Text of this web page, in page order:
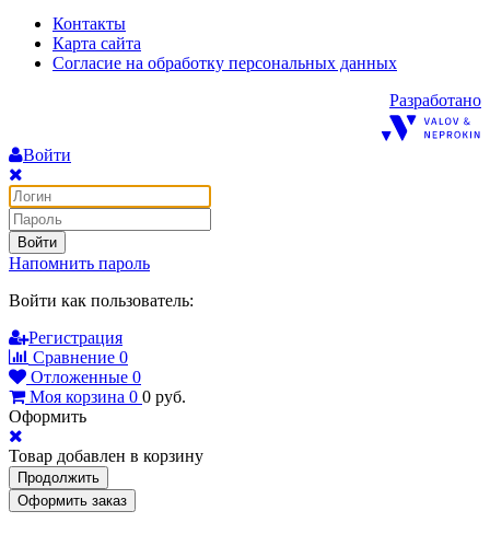
Контакты
Карта сайта
Согласие на обработку персональных данных
Разработано
Войти
Войти
Напомнить пароль
Войти как пользователь:
Регистрация
Сравнение 0
Отложенные 0
Моя корзина 0 0 руб.
Оформить
Товар добавлен в корзину
Продолжить
Оформить заказ